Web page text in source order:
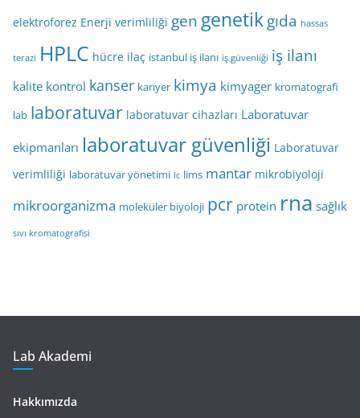
elektroforez Enerji verimliliği gen genetikgıda hassas
terazi HPLC hücre ilaç istanbul iş ilanı iş güvenliği iş ilanı
kalite kontrol kanser kariyer kimya kimyager kromatografi
lab laboratuvar laboratuvar cihazları Laboratuvar
ekipmanları laboratuvar güvenliği Laboratuvar
verimliliği laboratuvar yönetimi lc lims mantar mikrobiyoloji
mikroorganizma moleküler biyoloji pcr protein rna sağlık
sıvı kromatografisi
Lab Akademi
Hakkımızda